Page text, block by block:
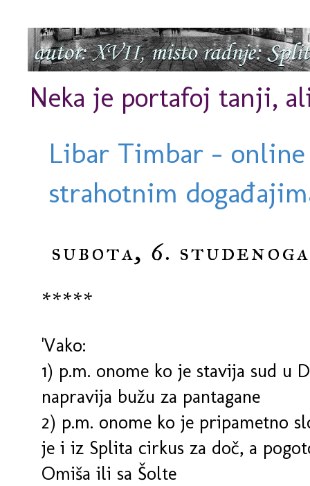
Neka je portafoj tanji,
Libar Timbar -
strahotnim
subota, 6.
*****
'Vako:
1) p.m. onome ko je stavija sud u
napravija bužu za pantagane
2) p.m. onome ko je pripametno
je i iz Splita cirkus za doč, a
Omiša ili sa Šolte